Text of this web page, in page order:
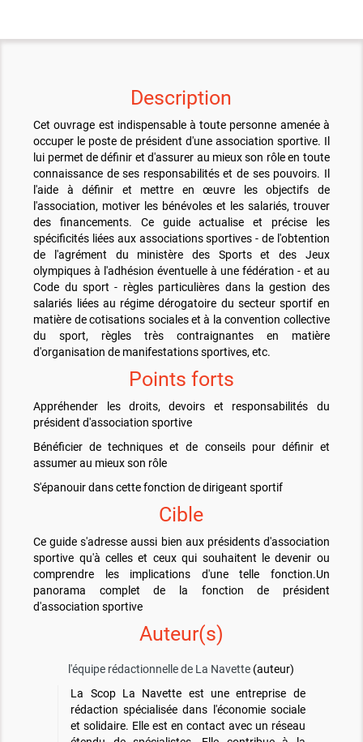
Description
Cet ouvrage est indispensable à toute personne amenée à
occuper le poste de président d'une association sportive. Il
lui permet de définir et d'assurer au mieux son rôle en toute
connaissance de ses responsabilités et de ses pouvoirs. Il
l'aide à définir et mettre en œuvre les objectifs de
l'association, motiver les bénévoles et les salariés, trouver
des financements. Ce guide actualise et précise les
spécificités liées aux associations sportives - de l'obtention
de l'agrément du ministère des Sports et des Jeux
olympiques à l'adhésion éventuelle à une fédération - et au
Code du sport - règles particulières dans la gestion des
salariés liées au régime dérogatoire du secteur sportif en
matière de cotisations sociales et à la convention collective
du sport, règles très contraignantes en matière
d'organisation de manifestations sportives, etc.
Points forts
Appréhender les droits, devoirs et responsabilités du
président d'association sportive
Bénéficier de techniques et de conseils pour définir et
assumer au mieux son rôle
S'épanouir dans cette fonction de dirigeant sportif
Cible
Ce guide s'adresse aussi bien aux présidents d'association
sportive qu'à celles et ceux qui souhaitent le devenir ou
comprendre les implications d'une telle fonction.Un
panorama complet de la fonction de président
d'association sportive
Auteur(s)
l'équipe rédactionnelle de La Navette (auteur)
La Scop La Navette est une entreprise de
rédaction spécialisée dans l'économie sociale
et solidaire. Elle est en contact avec un réseau